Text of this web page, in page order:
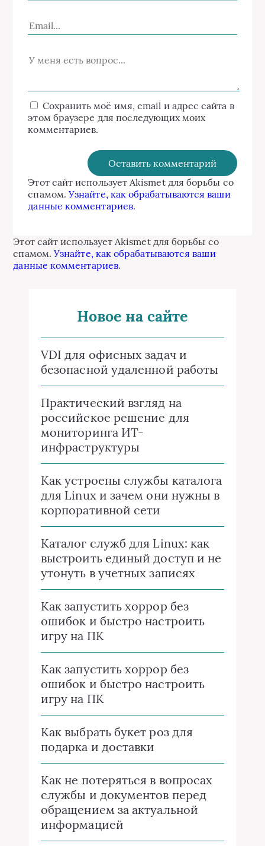
Сохранить моё имя, email и адрес сайта в
этом браузере для последующих моих
комментариев.
Этот сайт использует Akismet для борьбы со
спамом.Узнайте, как обрабатываются ваши
данные комментариев.
Этот сайт использует Akismet для борьбы со
спамом.Узнайте, как обрабатываются ваши
данные комментариев.
Новое на сайте
VDI для офисных задач и
безопасной удаленной работы
Практический взгляд на
российское решение для
мониторинга ИТ-
инфраструктуры
Как устроены службы каталога
для Linux и зачем они нужны в
корпоративной сети
Каталог служб для Linux: как
выстроить единый доступ и не
утонуть в учетных записях
Как запустить хоррор без
ошибок и быстро настроить
игру на ПК
Как запустить хоррор без
ошибок и быстро настроить
игру на ПК
Как выбрать букет роз для
подарка и доставки
Как не потеряться в вопросах
службы и документов перед
обращением за актуальной
информацией